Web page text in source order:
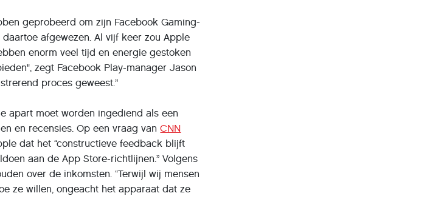
geprobeerd om zijn Facebook Gaming-
afgewezen. Al vijf keer zou Apple
enorm veel tijd en energie gestoken
zegt Facebook Play-manager Jason
proces geweest.”
apart moet worden ingediend als een
en recensies. Op een vraag vanCNN
dat het “constructieve feedback blijft
aan de App Store-richtlijnen.” Volgens
over de inkomsten. “Terwijl wij mensen
ze willen, ongeacht het apparaat dat ze